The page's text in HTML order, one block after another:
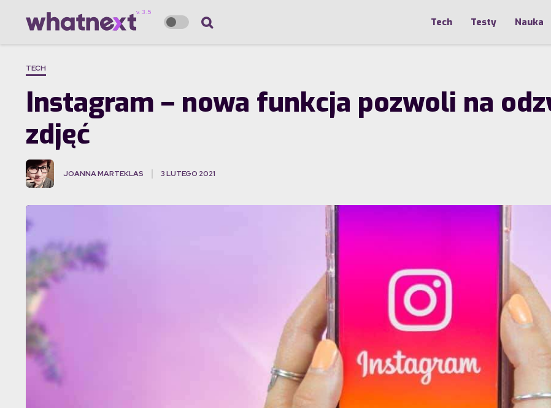
Tech Testy Nauka
TECH
Instagram – nowa funkcja pozwoli na
zdjęć
JOANNA MARTEKLAS 3 LUTEGO 2021